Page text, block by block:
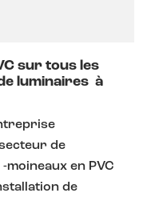
sur tous les
luminaires à
de
en PVC
de